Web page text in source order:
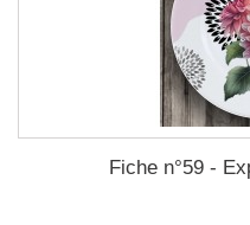
Fiche n°59 -